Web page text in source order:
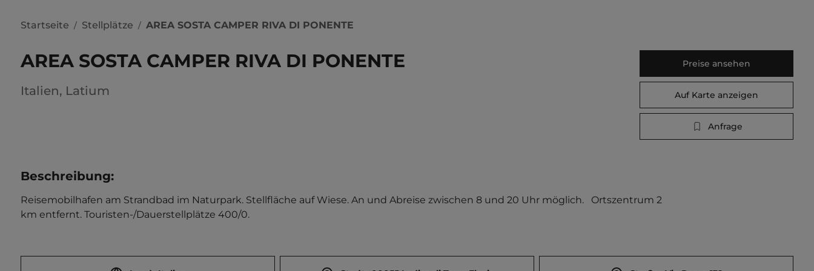
Startseite / Stellplätze / AREA SOSTA CAMPER RIVA DI PONENTE
AREA SOSTA CAMPER RIVA DI PONENTE
Italien, Latium
Preise ansehen
Auf Karte anzeigen
Anfrage
Beschreibung:
Reisemobilhafen am Strandbad im Naturpark. Stellfläche auf Wiese. An und Abreise zwischen 8 und 20 Uhr möglich.   Ortszentrum 2
km entfernt. Touristen-/Dauerstellplätze 400/0.